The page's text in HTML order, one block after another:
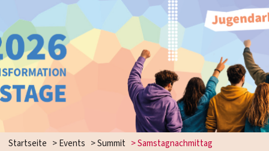
Startseite >Events >Summit >Samstagnachmittag